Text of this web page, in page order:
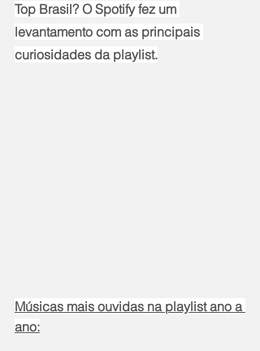
Top Brasil? O Spotify fez um
levantamento com as principais
curiosidades da playlist.
Músicas mais ouvidas na playlist ano a
ano: